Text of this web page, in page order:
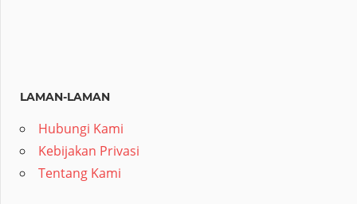
LAMAN-LAMAN
Hubungi Kami
Kebijakan Privasi
Tentang Kami